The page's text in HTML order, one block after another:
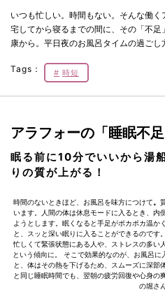
いつも忙しい。時間もない。そんな働
宅してから寝るまでの間に、その「不
康から。平日夜のお風呂タイムの過ごし
Tags： 時短
アラフォーの「睡眠不
眠る前に10分でいいから湯
りの質が上がる！
時間のないときほど、お風呂を味方につけて。
います。人間の体は休息モードに入るとき、内
ようとします。眠くなると手足がポカポカ温か
と、スッと深い眠りに入ることができるのです
忙しくて緊張状態にある人や、ストレスの多い
という傾向に。 そこで効果的なのが、お風呂
と、体はその熱を下げるため、スムーズに深
と同じ睡眠時間でも、翌朝の疲労回復や心身の
の堀さ